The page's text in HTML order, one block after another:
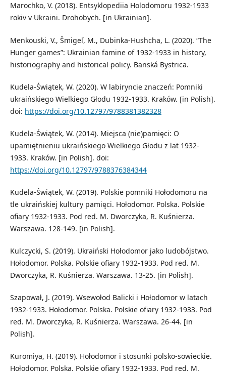
Marochko, V. (2018). Entsyklopediia Holodomoru 1932-1933
rokiv v Ukraini. Drohobych. [in Ukrainian].
Menkouski, V., Šmigeľ, M., Dubinka-Hushcha, L. (2020). “The
Hunger games”: Ukrainian famine of 1932-1933 in history,
historiography and historical policy. Banská Bystrica.
Kudela-Świątek, W. (2020). W labiryncie znaczeń: Pomniki
ukraińskiego Wielkiego Głodu 1932-1933. Kraków. [in Polish].
doi: https://doi.org/10.12797/9788381382328
Kudela-Świątek, W. (2014). Miejsca (nie)pamięci: O
upamiętnieniu ukraińskiego Wielkiego Głodu z lat 1932-
1933. Kraków. [in Polish]. doi:
https://doi.org/10.12797/9788376384344
Kudela-Świątek, W. (2019). Polskie pomniki Hołodomoru na
tle ukraińskiej kultury pamięci. Hołodomor. Polska. Polskie
ofiary 1932-1933. Pod red. M. Dworczyka, R. Kuśnierza.
Warszawa. 128-149. [in Polish].
Kulczycki, S. (2019). Ukraiński Hołodomor jako ludobójstwo.
Hołodomor. Polska. Polskie ofiary 1932-1933. Pod red. M.
Dworczyka, R. Kuśnierza. Warszawa. 13-25. [in Polish].
Szapował, J. (2019). Wsewołod Balicki i Hołodomor w latach
1932-1933. Hołodomor. Polska. Polskie ofiary 1932-1933. Pod
red. M. Dworczyka, R. Kuśnierza. Warszawa. 26-44. [in
Polish].
Kuromiya, H. (2019). Hołodomor i stosunki polsko-sowieckie.
Hołodomor. Polska. Polskie ofiary 1932-1933. Pod red. M.